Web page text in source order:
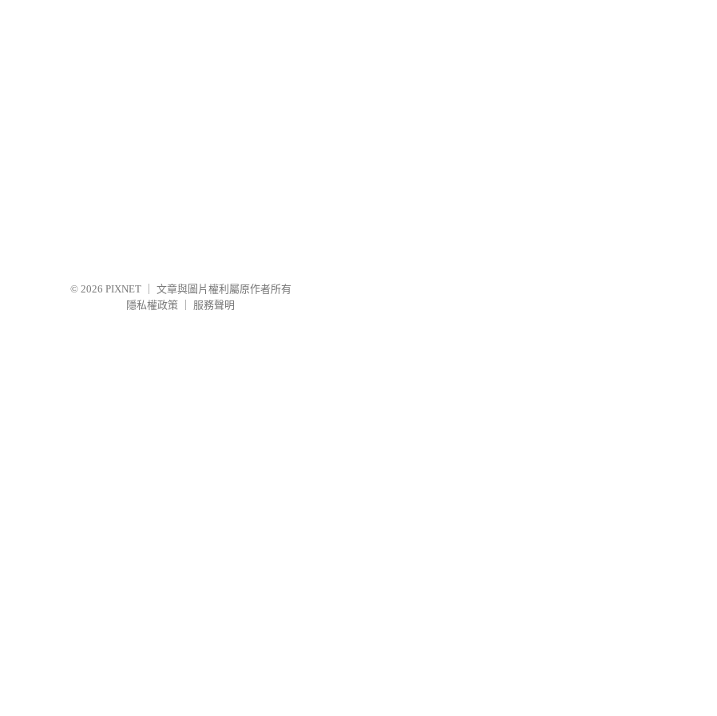
© 2026 PIXNET
文章與圖片權利屬原作者所有
隱私權政策
服務聲明